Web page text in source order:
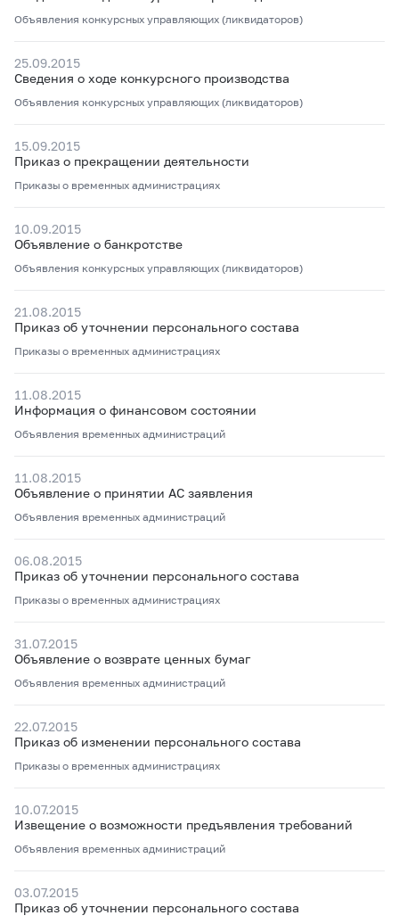
Объявления конкурсных управляющих (ликвидаторов)
25.09.2015
Сведения о ходе конкурсного производства
Объявления конкурсных управляющих (ликвидаторов)
15.09.2015
Приказ о прекращении деятельности
Приказы о временных администрациях
10.09.2015
Объявление о банкротстве
Объявления конкурсных управляющих (ликвидаторов)
21.08.2015
Приказ об уточнении персонального состава
Приказы о временных администрациях
11.08.2015
Информация о финансовом состоянии
Объявления временных администраций
11.08.2015
Объявление о принятии АС заявления
Объявления временных администраций
06.08.2015
Приказ об уточнении персонального состава
Приказы о временных администрациях
31.07.2015
Объявление о возврате ценных бумаг
Объявления временных администраций
22.07.2015
Приказ об изменении персонального состава
Приказы о временных администрациях
10.07.2015
Извещение о возможности предъявления требований
Объявления временных администраций
03.07.2015
Приказ об уточнении персонального состава